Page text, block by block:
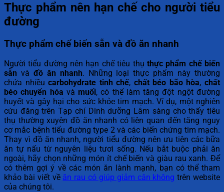
Thực phẩm nên hạn chế cho người tiểu
đường
Thực phẩm chế biến sẵn và đồ ăn nhanh
Người tiểu đường nên hạn chế tiêu thụ thực phẩm chế biến
sẵn và đồ ăn nhanh. Những loại thực phẩm này thường
chứa nhiềucarbohydrate tinh chế, chất béo bão hòa,chất
béo chuyển hóa và muối, có thể làm tăng đột ngột đường
huyết và gây hại cho sức khỏe tim mạch. Ví dụ, một nghiên
cứu đăng trên Tạp chí Dinh dưỡng Lâm sàng cho thấy tiêu
thụ thường xuyên đồ ăn nhanh có liên quan đến tăng nguy
cơ mắc bệnh tiểu đường type 2 và các biến chứng tim mạch.
Thay vì đồ ăn nhanh, người tiểu đường nên ưu tiên các bữa
ăn tự nấu từ nguyên liệu tươi sống. Nếu bắt buộc phải ăn
ngoài, hãy chọn những món ít chế biến và giàu rau xanh. Để
có thêm gợi ý về các món ăn lành mạnh, bạn có thể tham
khảo bài viết về ăn rau có giúp giảm cân không trên website
của chúng tôi.